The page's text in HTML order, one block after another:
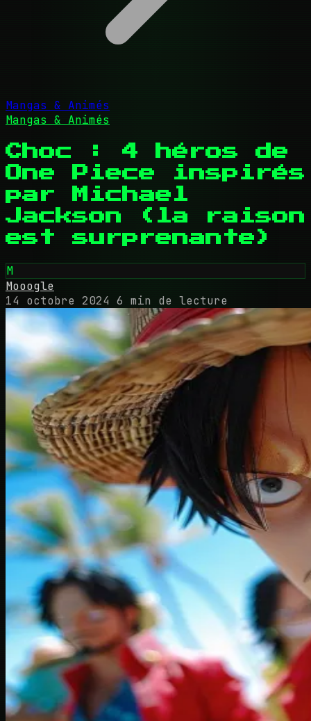
Mangas & Animés
Mangas & Animés
Choc : 4 héros de
One Piece inspirés
par Michael
Jackson (la raison
est surprenante)
M
Mooogle
14 octobre 2024 6 min de lecture